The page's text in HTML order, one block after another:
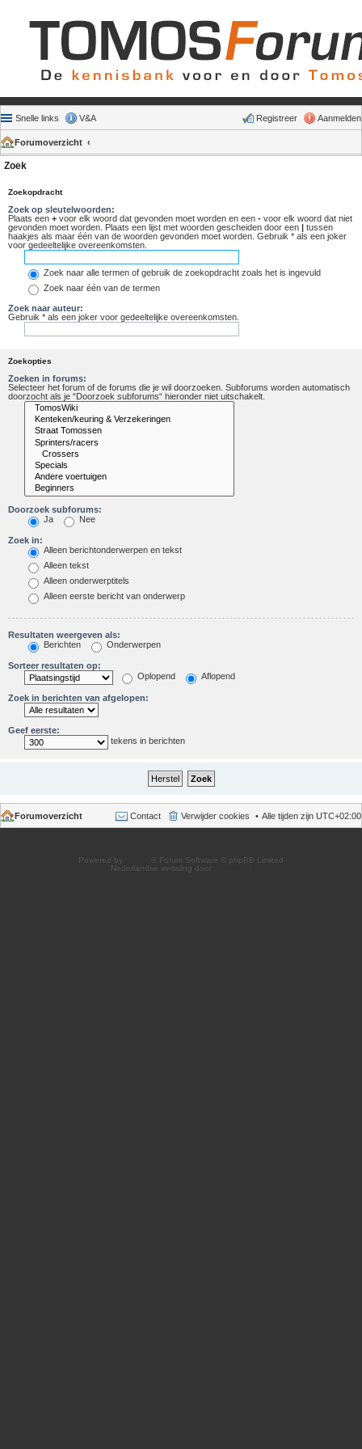
Snelle links V&A Aanmelden
Registreer
Forumoverzicht
Zoek
Zoekopdracht
Zoek op sleutelwoorden:
Plaats een + voor elk woord dat gevonden moet worden en een - voor elk woord dat niet
gevonden moet worden. Plaats een lijst met woorden gescheiden door een | tussen
haakjes als maar één van de woorden gevonden moet worden. Gebruik * als een joker
voor gedeeltelijke overeenkomsten.
Zoek naar alle termen of gebruik de zoekopdracht zoals het is ingevuld
Zoek naar één van de termen
Zoek naar auteur:
Gebruik * als een joker voor gedeeltelijke overeenkomsten.
Zoekopties
Zoeken in forums:
Selecteer het forum of de forums die je wil doorzoeken. Subforums worden automatisch
doorzocht als je “Doorzoek subforums“ hieronder niet uitschakelt.
Doorzoek subforums:
Ja
Nee
Zoek in:
Alleen berichtonderwerpen en tekst
Alleen tekst
Alleen onderwerptitels
Alleen eerste bericht van onderwerp
Resultaten weergeven als:
Berichten
Onderwerpen
Sorteer resultaten op:
Oplopend
Aflopend
Zoek in berichten van afgelopen:
Geef eerste:
tekens in berichten
Forumoverzicht Alle tijden zijn UTC+02:00
Verwijder cookies
Contact
Powered by
® Forum Software © phpBB Limited
Nederlandse vertaling door